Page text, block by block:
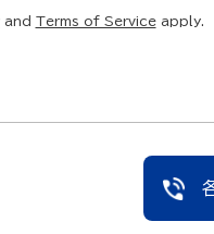
and Terms of Serviceapply.